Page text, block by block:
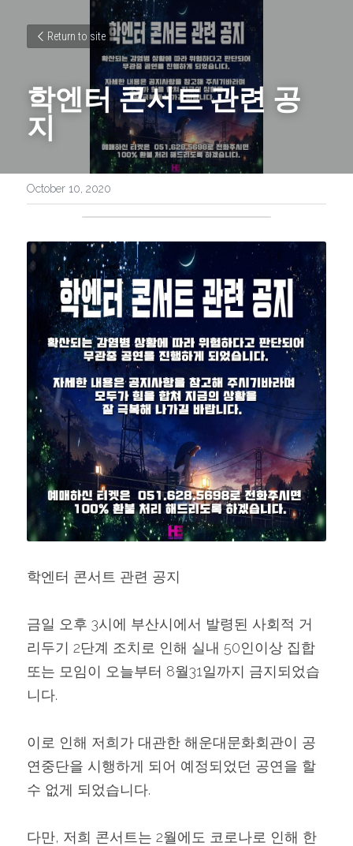
Return to site
학엔터 콘서트 관련 공
지
October 10, 2020
학엔터 콘서트 관련 공지
금일 오후 3시에 부산시에서 발령된 사회적 거
리두기 2단계 조치로 인해 실내 50인이상 집합
또는 모임이 오늘부터 8월31일까지 금지되었습
니다.
이로 인해 저희가 대관한 해운대문화회관이 공
연중단을 시행하게 되어 예정되었던 공연을 할
수 없게 되었습니다.
다만, 저희 콘서트는 2월에도 코로나로 인해 한